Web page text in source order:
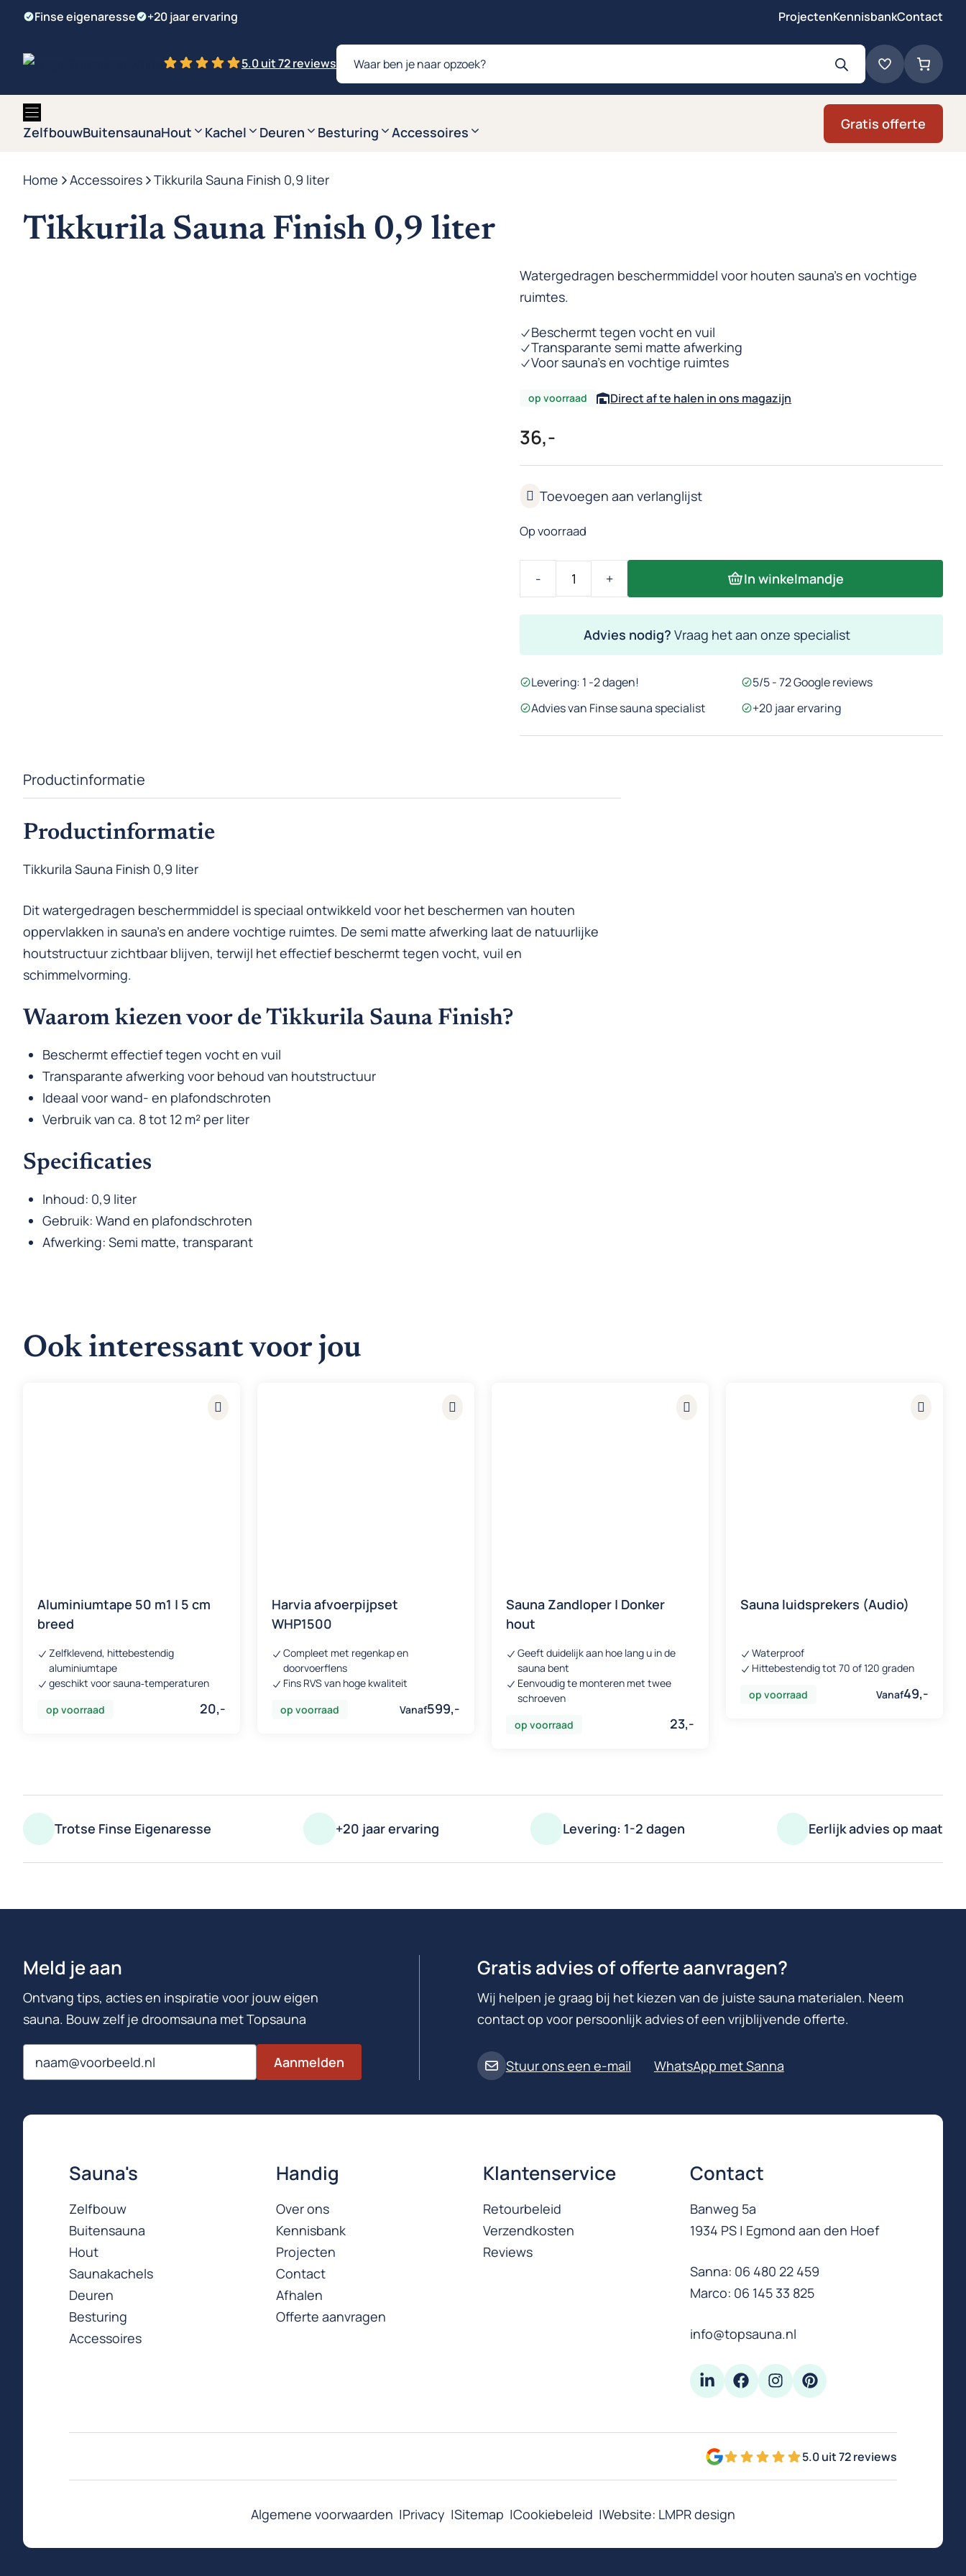
Finse eigenaresse +20 jaar ervaring ProjectenKennisbankContact
5.0 uit 72 reviews
Producten
zoeken
ZelfbouwBuitensaunaHout Kachel Deuren Besturing Accessoires
Gratis offerte
Home -Accessoires -Tikkurila Sauna Finish 0,9 liter
Tikkurila Sauna Finish 0,9 liter
Watergedragen beschermmiddel voor houten sauna’s en vochtige
ruimtes.
Beschermt tegen vocht en vuil
Transparante semi matte afwerking
Voor sauna’s en vochtige ruimtes
op voorraad Direct af te halen in ons magazijn
36,-
Op voorraad
0,9
liter
In winkelmandje
Advies nodig? Vraag het aan onze specialist
Levering: 1 -2 dagen!
5/5 - 72 Google reviews
Advies van Finse sauna specialist
+20 jaar ervaring
Productinformatie
Productinformatie
Tikkurila Sauna Finish 0,9 liter
Dit watergedragen beschermmiddel is speciaal ontwikkeld voor het beschermen van houten
oppervlakken in sauna’s en andere vochtige ruimtes. De semi matte afwerking laat de natuurlijke
houtstructuur zichtbaar blijven, terwijl het effectief beschermt tegen vocht, vuil en
schimmelvorming.
Waarom kiezen voor de Tikkurila Sauna Finish?
Beschermt effectief tegen vocht en vuil
Transparante afwerking voor behoud van houtstructuur
Ideaal voor wand- en plafondschroten
Verbruik van ca. 8 tot 12 m² per liter
Specificaties
Inhoud: 0,9 liter
Gebruik: Wand en plafondschroten
Afwerking: Semi matte, transparant
Ook interessant voor jou
Aluminiumtape 50 m1 | 5 cm
breed
Zelfklevend, hittebestendig
aluminiumtape
geschikt voor sauna‑temperaturen
op voorraad
20,-
Harvia afvoerpijpset
WHP1500
Compleet met regenkap en
doorvoerflens
Fins RVS van hoge kwaliteit
op voorraad
Vanaf599,-
Sauna Zandloper | Donker
hout
Geeft duidelijk aan hoe lang u in de
sauna bent
Eenvoudig te monteren met twee
schroeven
op voorraad
23,-
Sauna luidsprekers (Audio)
Waterproof
Hittebestendig tot 70 of 120 graden
op voorraad
Vanaf49,-
Trotse Finse Eigenaresse +20 jaar ervaring Levering: 1-2 dagen Eerlijk advies op maat
Meld je aan
Ontvang tips, acties en inspiratie voor jouw eigen
sauna. Bouw zelf je droomsauna met Topsauna
Email
Aanmelden
Gratis advies of offerte aanvragen?
Wij helpen je graag bij het kiezen van de juiste sauna materialen. Neem
contact op voor persoonlijk advies of een vrijblijvende offerte.
Stuur ons een e-mail WhatsApp met Sanna
Sauna's
Zelfbouw
Buitensauna
Hout
Saunakachels
Deuren
Besturing
Accessoires
Handig
Over ons
Kennisbank
Projecten
Contact
Afhalen
Offerte aanvragen
Klantenservice
Retourbeleid
Verzendkosten
Reviews
Contact
Banweg 5a
1934 PS | Egmond aan den Hoef
Sanna: 06 480 22 459
Marco: 06 145 33 825
info@topsauna.nl
5.0 uit 72 reviews
Algemene voorwaarden Privacy Sitemap Cookiebeleid Website: LMPR design